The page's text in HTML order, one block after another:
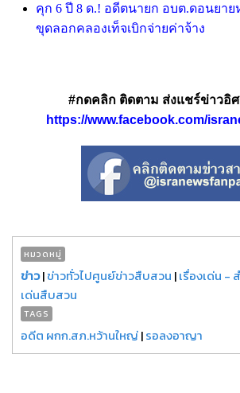
คุก 6 ปี 8 ด.! อดีตนายก อบต.ดอนยาย
ขุดลอกคลองเท็จเบิกจ่ายค่าจ้าง
#กดคลิก ติดตาม ส่งแชร์ข่าวอิ
https://www.facebook.com/
หมวดหมู่
ข่าว|ข่าวทั่วไปศูนย์ข่าวสืบสวน |เรื่องเด่น -
เด่นสืบสวน
TAGS
อดีต ผกก.สภ.หว้านใหญ่|รอลงอาญา